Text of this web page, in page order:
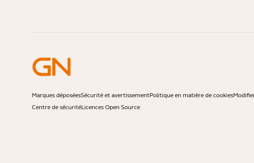
Marques déposéesSécurité et avertissementPolitique en matière de cookies
Centre de sécuritéLicences Open Source